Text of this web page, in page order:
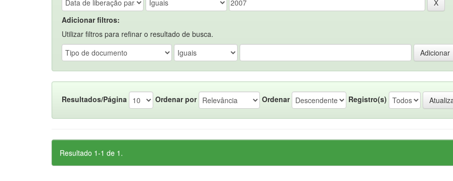
Adicionar filtros:
Utilizar filtros para refinar o resultado de busca.
Resultados/Página Ordenar por Ordenar Registro(s)
Resultado 1-1 de 1.